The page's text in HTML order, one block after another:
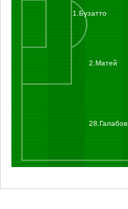
1.Бузатто
28.Галабов
2.Матей